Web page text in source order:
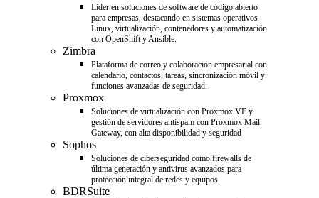
Líder en soluciones de software de código abierto
para empresas, destacando en sistemas operativos
Linux, virtualización, contenedores y automatización
con OpenShift y Ansible.
Zimbra
Plataforma de correo y colaboración empresarial con
calendario, contactos, tareas, sincronización móvil y
funciones avanzadas de seguridad.
Proxmox
Soluciones de virtualización con Proxmox VE y
gestión de servidores antispam con Proxmox Mail
Gateway, con alta disponibilidad y seguridad
Sophos
Soluciones de ciberseguridad como firewalls de
última generación y antivirus avanzados para
protección integral de redes y equipos.
BDRSuite